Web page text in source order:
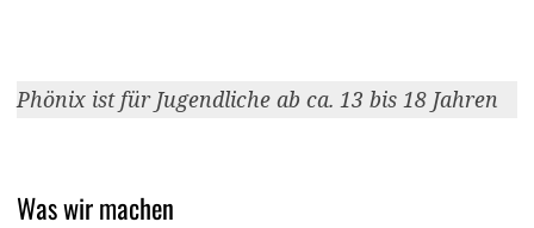
Phönix ist für Jugendliche ab ca. 13 bis 18 Jahren
Was wir machen